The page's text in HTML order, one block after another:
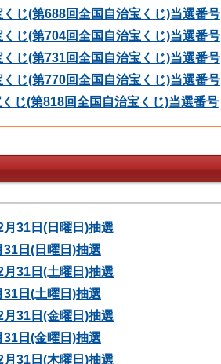
じ(第688回全国自治宝くじ)当選番号
じ(第704回全国自治宝くじ)当選番号
じ(第731回全国自治宝くじ)当選番号
じ(第770回全国自治宝くじ)当選番号
じ(第818回全国自治宝くじ)当選番号
31日(日曜日)抽選
日(日曜日)抽選
31日(土曜日)抽選
日(土曜日)抽選
31日(金曜日)抽選
日(金曜日)抽選
31日(木曜日)抽選